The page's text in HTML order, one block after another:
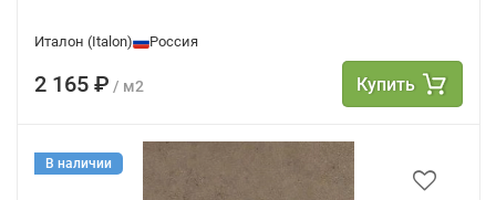
Италон (Italon) Россия
2 165 ₽ / м2 Купить
В наличии